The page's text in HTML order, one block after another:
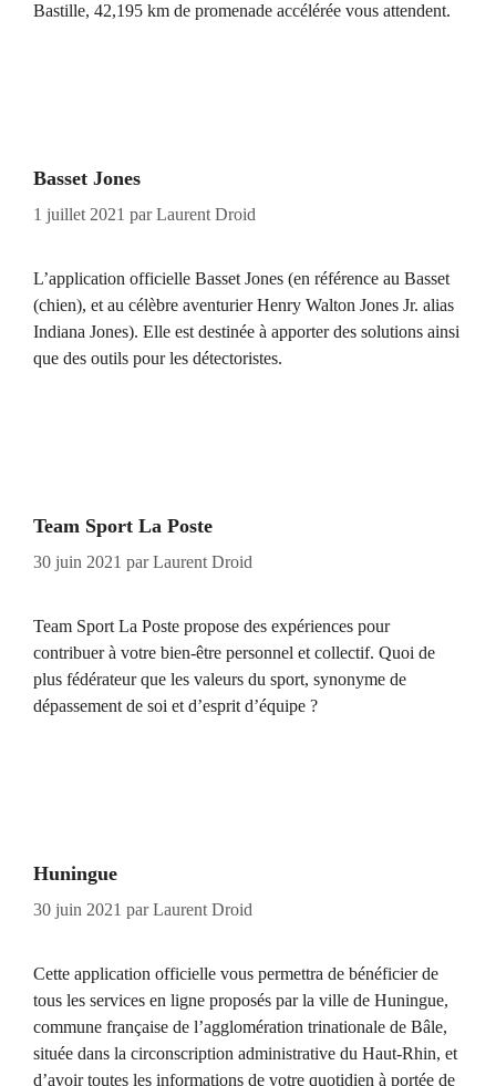
Bastille, 42,195 km de promenade accélérée vous attendent.
Basset Jones
1 juillet 2021 parLaurent Droid
L’application officielle Basset Jones (en référence au Basset
(chien), et au célèbre aventurier Henry Walton Jones Jr. alias
Indiana Jones). Elle est destinée à apporter des solutions ainsi
que des outils pour les détectoristes.
Team Sport La Poste
30 juin 2021 parLaurent Droid
Team Sport La Poste propose des expériences pour
contribuer à votre bien-être personnel et collectif. Quoi de
plus fédérateur que les valeurs du sport, synonyme de
dépassement de soi et d’esprit d’équipe ?
Huningue
30 juin 2021 parLaurent Droid
Cette application officielle vous permettra de bénéficier de
tous les services en ligne proposés par la ville de Huningue,
commune française de l’agglomération trinationale de Bâle,
située dans la circonscription administrative du Haut-Rhin, et
d’avoir toutes les informations de votre quotidien à portée de